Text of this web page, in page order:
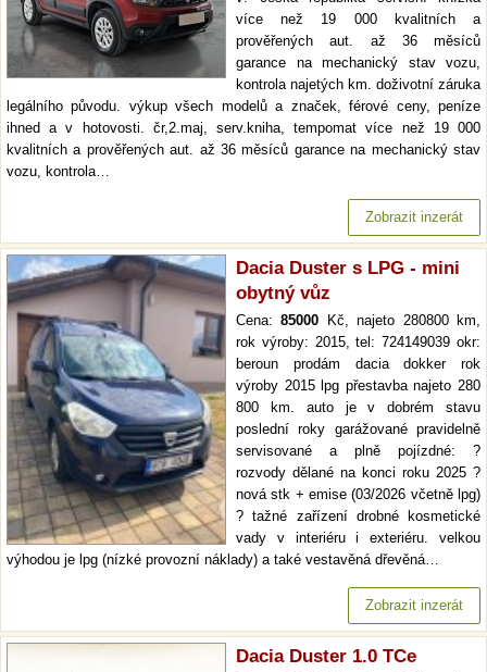
více než 19 000 kvalitních a
prověřených aut. až 36 měsíců
garance na mechanický stav vozu,
kontrola najetých km. doživotní záruka
legálního původu. výkup všech modelů a značek, férové ceny, peníze
ihned a v hotovosti. čr,2.maj, serv.kniha, tempomat více než 19 000
kvalitních a prověřených aut. až 36 měsíců garance na mechanický stav
vozu, kontrola…
Zobrazit inzerát
Dacia Duster s LPG - mini
obytný vůz
Cena:85000 Kč, najeto 280800 km,
rok výroby: 2015, tel: 724149039 okr:
beroun prodám dacia dokker rok
výroby 2015 lpg přestavba najeto 280
800 km. auto je v dobrém stavu
poslední roky garážované pravidelně
servisované a plně pojízdné: ?
rozvody dělané na konci roku 2025 ?
nová stk + emise (03/2026 včetně lpg)
? tažné zařízení drobné kosmetické
vady v interiéru i exteriéru. velkou
výhodou je lpg (nízké provozní náklady) a také vestavěná dřevěná…
Zobrazit inzerát
Dacia Duster 1.0 TCe